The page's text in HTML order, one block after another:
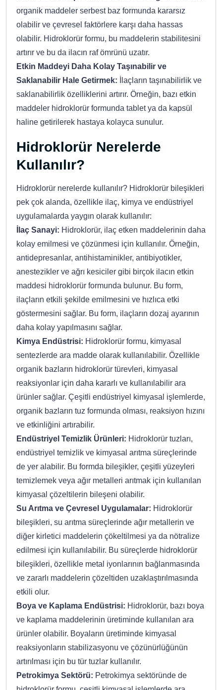
organik maddeler serbest baz formunda kararsız
olabilir ve çevresel faktörlere karşı daha hassas
olabilir. Hidroklorür formu, bu maddelerin stabilitesini
artırır ve bu da ilacın raf ömrünü uzatır.
Etkin Maddeyi Daha Kolay Taşınabilir ve
Saklanabilir Hale Getirmek: İlaçların taşınabilirlik ve
saklanabilirlik özelliklerini artırır. Örneğin, bazı etkin
maddeler hidroklorür formunda tablet ya da kapsül
haline getirilerek hastaya kolayca sunulur.
Hidroklorür Nerelerde
Kullanılır?
Hidroklorür nerelerde kullanılır? Hidroklorür bileşikleri
pek çok alanda, özellikle ilaç, kimya ve endüstriyel
uygulamalarda yaygın olarak kullanılır:
İlaç Sanayi: Hidroklorür, ilaç etken maddelerinin daha
kolay emilmesi ve çözünmesi için kullanılır. Örneğin,
antidepresanlar, antihistaminikler, antibiyotikler,
anestezikler ve ağrı kesiciler gibi birçok ilacın etkin
maddesi hidroklorür formunda bulunur. Bu form,
ilaçların etkili şekilde emilmesini ve hızlıca etki
göstermesini sağlar. Bu form, ilaçların dozaj ayarının
daha kolay yapılmasını sağlar.
Kimya Endüstrisi: Hidroklorür formu, kimyasal
sentezlerde ara madde olarak kullanılabilir. Özellikle
organik bazların hidroklorür türevleri, kimyasal
reaksiyonlar için daha kararlı ve kullanılabilir ara
ürünler sağlar. Çeşitli endüstriyel kimyasal işlemlerde,
organik bazların tuz formunda olması, reaksiyon hızını
ve etkinliğini artırabilir.
Endüstriyel Temizlik Ürünleri: Hidroklorür tuzları,
endüstriyel temizlik ve kimyasal arıtma süreçlerinde
de yer alabilir. Bu formda bileşikler, çeşitli yüzeyleri
temizlemek veya ağır metalleri arıtmak için kullanılan
kimyasal çözeltilerin bileşeni olabilir.
Su Arıtma ve Çevresel Uygulamalar: Hidroklorür
bileşikleri, su arıtma süreçlerinde ağır metallerin ve
diğer kirletici maddelerin çökeltilmesi ya da nötralize
edilmesi için kullanılabilir. Bu süreçlerde hidroklorür
bileşikleri, özellikle metal iyonlarının bağlanmasında
ve zararlı maddelerin çözeltiden uzaklaştırılmasında
etkili olur.
Boya ve Kaplama Endüstrisi: Hidroklorür, bazı boya
ve kaplama maddelerinin üretiminde kullanılan ara
ürünler olabilir. Boyaların üretiminde kimyasal
reaksiyonların stabilizasyonu ve çözünürlüğünün
artırılması için bu tür tuzlar kullanılır.
Petrokimya Sektörü: Petrokimya sektöründe de